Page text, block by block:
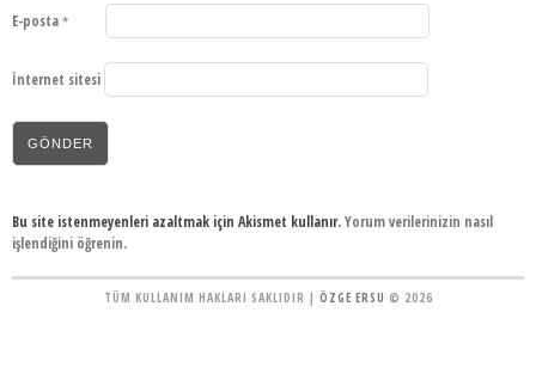
E-posta *
İnternet sitesi
Bu site istenmeyenleri azaltmak için Akismet kullanır.Yorum verilerinizin nasıl
işlendiğini öğrenin.
TÜM KULLANIM HAKLARI SAKLIDIR | ÖZGE ERSU © 2026